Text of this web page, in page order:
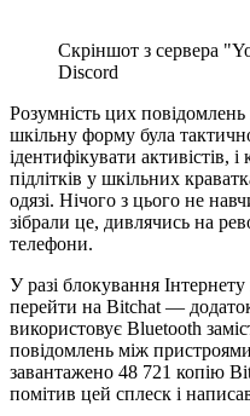
Скріншот з сервера
Discord
Розумність цих
шкільну форму була
ідентифікувати активістів,
підлітків у шкільних
одязі. Нічого з цього не
зібрали це, дивлячись на
телефони.
У разі блокування
перейти на Bitchat —
використовує Bluetooth
повідомлень між
завантажено 48 721 копію
помітив цей сплеск і